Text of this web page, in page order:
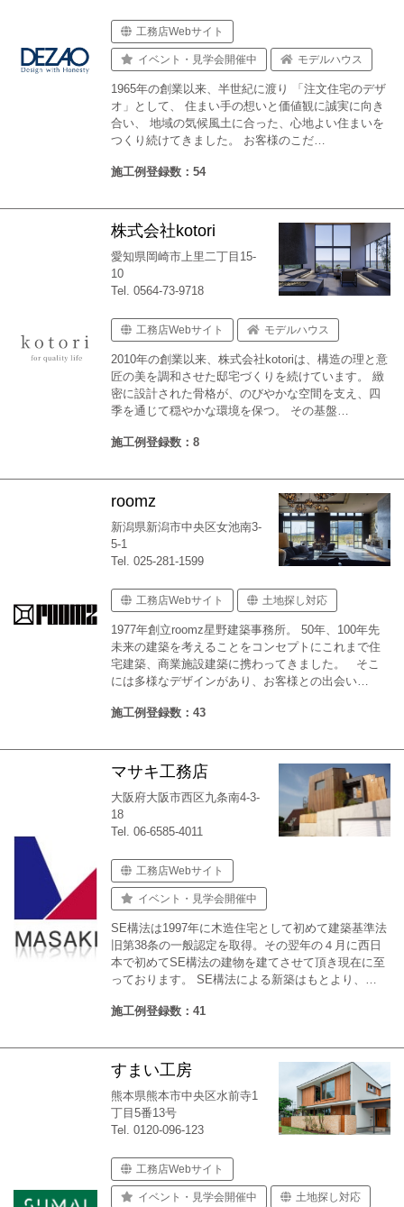
工務店Webサイト
イベント・見学会開催中 モデルハウス
1965年の創業以来、半世紀に渡り 「注文住宅のデザ
オ」として、 住まい手の想いと価値観に誠実に向き
合い、 地域の気候風土に合った、心地よい住まいを
つくり続けてきました。 お客様のこだ…
施工例登録数：54
株式会社kotori
愛知県岡崎市上里二丁目15-
10
Tel. 0564-73-9718
工務店Webサイト モデルハウス
2010年の創業以来、株式会社kotoriは、構造の理と意
匠の美を調和させた邸宅づくりを続けています。 緻
密に設計された骨格が、のびやかな空間を支え、四
季を通じて穏やかな環境を保つ。 その基盤…
施工例登録数：8
roomz
新潟県新潟市中央区女池南3-
5-1
Tel. 025-281-1599
工務店Webサイト 土地探し対応
1977年創立roomz星野建築事務所。 50年、100年先
未来の建築を考えることをコンセプトにこれまで住
宅建築、商業施設建築に携わってきました。 そこ
には多様なデザインがあり、お客様との出会い…
施工例登録数：43
マサキ工務店
大阪府大阪市西区九条南4-3-
18
Tel. 06-6585-4011
工務店Webサイト
イベント・見学会開催中
SE構法は1997年に木造住宅として初めて建築基準法
旧第38条の一般認定を取得。その翌年の４月に西日
本で初めてSE構法の建物を建てさせて頂き現在に至
っております。 SE構法による新築はもとより、…
施工例登録数：41
すまい工房
熊本県熊本市中央区水前寺1
丁目5番13号
Tel. 0120-096-123
工務店Webサイト
イベント・見学会開催中 土地探し対応